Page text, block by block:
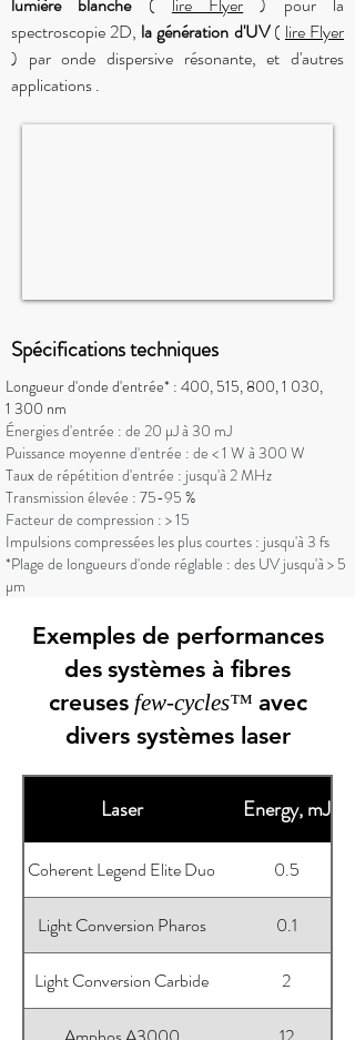
spectroscopie 2D, la génération d'UV( lire Flyer
) par onde dispersive résonante, et d'autres
applications.
Spécifications techniques
Longueur d'onde d'entrée* : 400, 515, 800, 1 030,
1 300 nm
Énergies d'entrée : de 20 µJ à 30 mJ
Puissance moyenne d'entrée : de < 1 W à 300 W
Taux de répétition d'entrée : jusqu'à 2 MHz
Transmission élevée : 75-95 %
Facteur de compression : > 15
Impulsions compressées les plus courtes : jusqu'à 3 fs
*Plage de longueurs d'onde réglable : des UV jusqu'à > 5
µm
Exemples de performances
des systèmes à fibres
creuses few-cycles™ avec
divers systèmes laser
Laser Energy, mJ
Coherent Legend Elite Duo 0.5
Light Conversion Pharos 0.1
Light Conversion Carbide 2